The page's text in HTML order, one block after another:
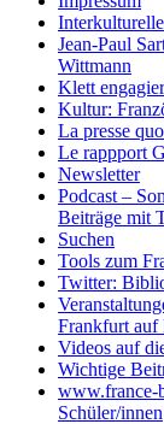
Jean-Paul
Wittmann
Klett
Kultur:
La presse
Le rappport
Newsletter
Podcast – Son
Beiträge mit
Suchen
Tools zum
Twitter:
Frankfurt auf
Videos auf
Wichtige
www.france-
Schüler/innen